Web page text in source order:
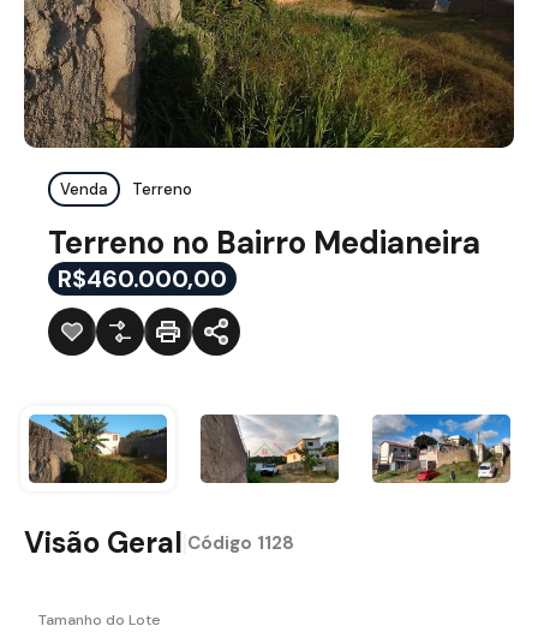
Venda Terreno
Terreno no Bairro Medianeira
R$460.000,00
Visão Geral Código 1128
Tamanho do Lote